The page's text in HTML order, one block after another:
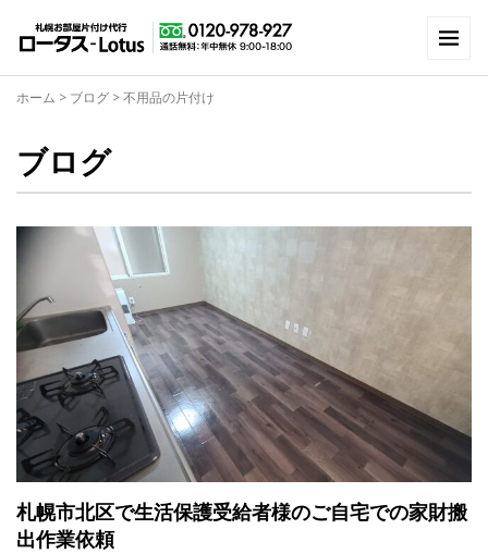
ホーム > ブログ >不用品の片付け
ブログ
札幌市北区で生活保護受給者様のご自宅での家財搬
出作業依頼